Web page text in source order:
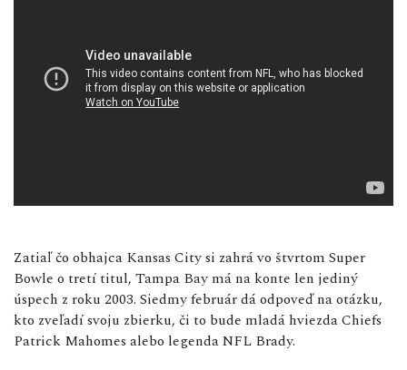
Zatiaľ čo obhajca Kansas City si zahrá vo štvrtom Super
Bowle o tretí titul, Tampa Bay má na konte len jediný
úspech z roku 2003. Siedmy február dá odpoveď na otázku,
kto zveľadí svoju zbierku, či to bude mladá hviezda Chiefs
Patrick Mahomes alebo legenda NFL Brady.